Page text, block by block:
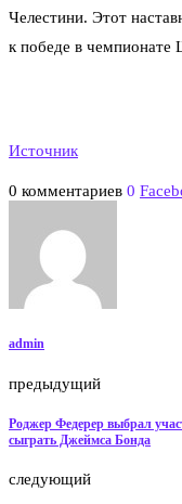
Челестини. Этот
к победе в чемпионате
Источник
0 комментариев 0
admin
предыдущий
Роджер Федерер выбрал
сыграть Джеймса Бонда
следующий